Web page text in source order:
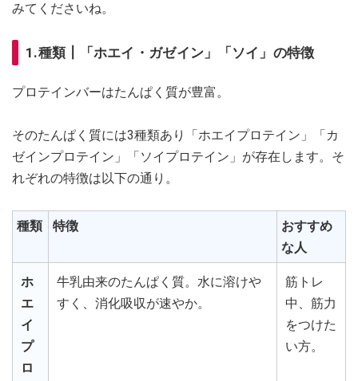
みてくださいね。
1.種類┃「ホエイ・ガゼイン」「ソイ」の特徴
プロテインバーはたんぱく質が豊富。
そのたんぱく質には3種類あり「ホエイプロテイン」「カ
ゼインプロテイン」「ソイプロテイン」が存在します。そ
れぞれの特徴は以下の通り。
種類 特徴
おすすめ
な人
ホ
エ
イ
プ
ロ
牛乳由来のたんぱく質。水に溶けや
すく、消化吸収が速やか。
筋トレ
中、筋力
をつけた
い方。